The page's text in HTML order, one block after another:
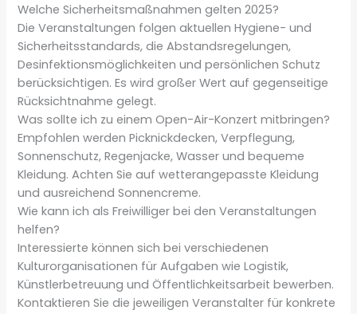
Welche Sicherheitsmaßnahmen gelten 2025?
Die Veranstaltungen folgen aktuellen Hygiene- und
Sicherheitsstandards, die Abstandsregelungen,
Desinfektionsmöglichkeiten und persönlichen Schutz
berücksichtigen. Es wird großer Wert auf gegenseitige
Rücksichtnahme gelegt.
Was sollte ich zu einem Open-Air-Konzert mitbringen?
Empfohlen werden Picknickdecken, Verpflegung,
Sonnenschutz, Regenjacke, Wasser und bequeme
Kleidung. Achten Sie auf wetterangepasste Kleidung
und ausreichend Sonnencreme.
Wie kann ich als Freiwilliger bei den Veranstaltungen
helfen?
Interessierte können sich bei verschiedenen
Kulturorganisationen für Aufgaben wie Logistik,
Künstlerbetreuung und Öffentlichkeitsarbeit bewerben.
Kontaktieren Sie die jeweiligen Veranstalter für konkrete